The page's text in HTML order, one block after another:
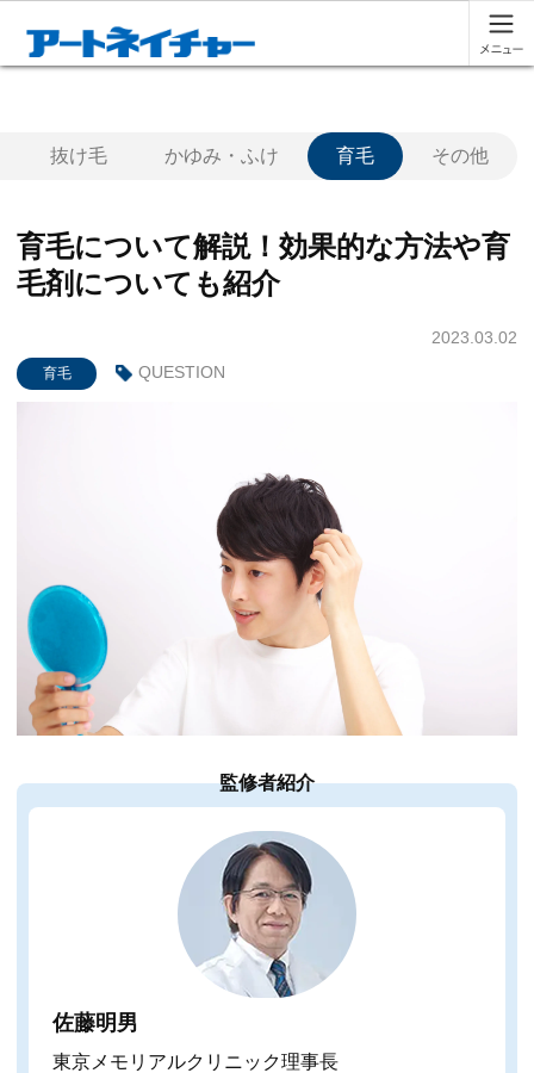
抜け毛 かゆみ・ふけ 育毛 その他
育毛について解説！効果的な方法や育
毛剤についても紹介
育毛 QUESTION
2023.03.02
監修者紹介
佐藤明男
東京メモリアルクリニック理事長